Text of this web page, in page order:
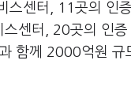
스센터, 11곳의 인
센터, 20곳의 인
함께 2000억원 규